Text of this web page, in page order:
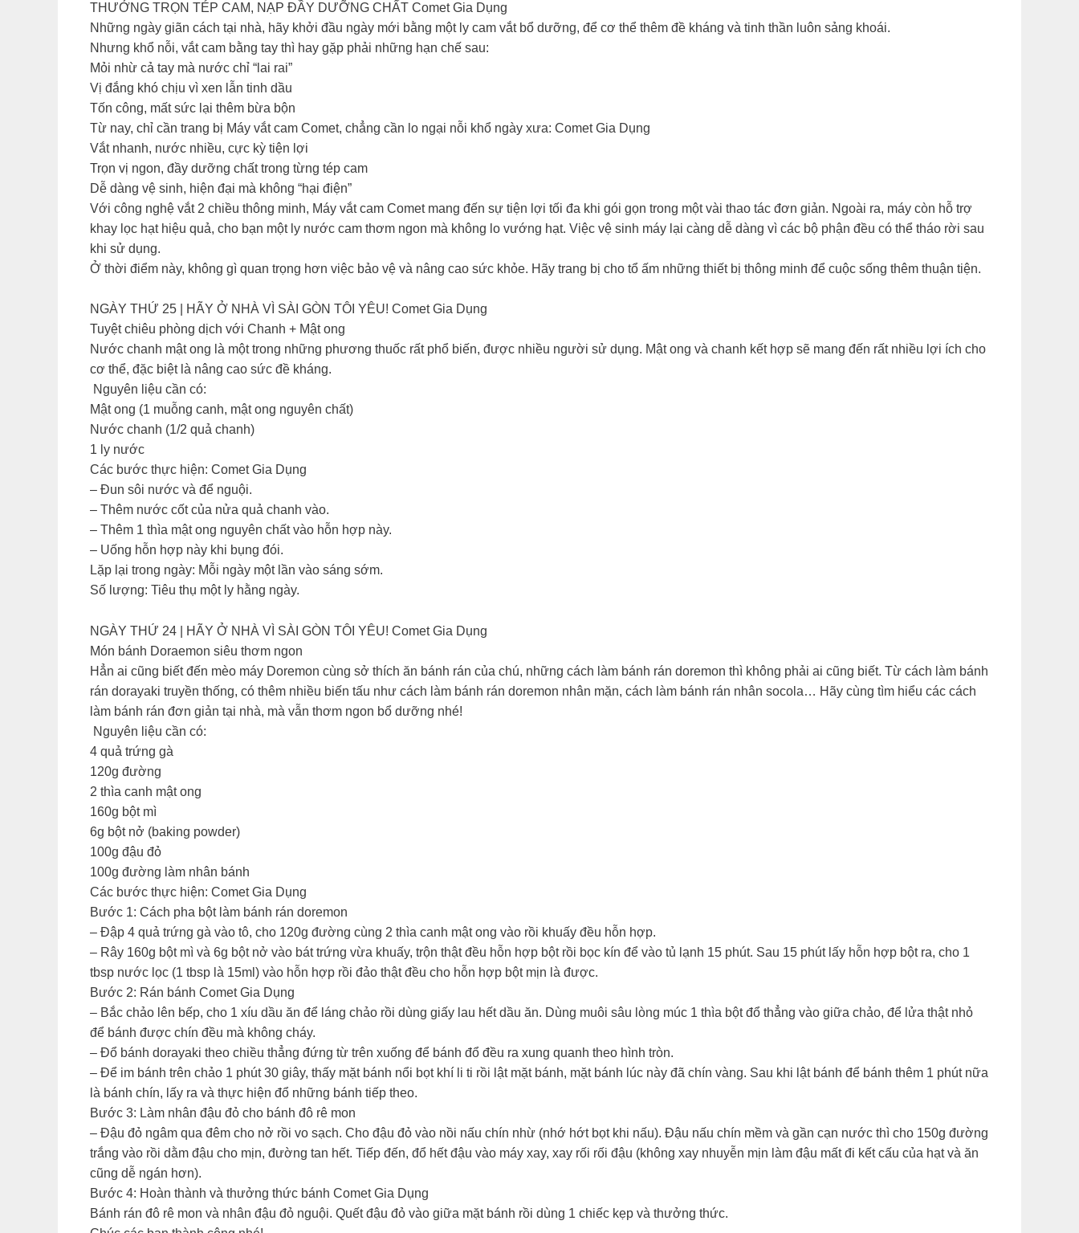
THƯỞNG TRỌN TÉP CAM, NẠP ĐẦY DƯỠNG CHẤT Comet Gia Dụng
Những ngày giãn cách tại nhà, hãy khởi đầu ngày mới bằng một ly cam vắt bổ dưỡng, để cơ thể thêm đề kháng và tinh thần luôn sảng khoái.
Nhưng khổ nỗi, vắt cam bằng tay thì hay gặp phải những hạn chế sau:
Mỏi nhừ cả tay mà nước chỉ “lai rai”
Vị đắng khó chịu vì xen lẫn tinh dầu
Tốn công, mất sức lại thêm bừa bộn
Từ nay, chỉ cần trang bị Máy vắt cam Comet, chẳng cần lo ngại nỗi khổ ngày xưa: Comet Gia Dụng
Vắt nhanh, nước nhiều, cực kỳ tiện lợi
Trọn vị ngon, đầy dưỡng chất trong từng tép cam
Dễ dàng vệ sinh, hiện đại mà không “hại điện”
Với công nghệ vắt 2 chiều thông minh, Máy vắt cam Comet mang đến sự tiện lợi tối đa khi gói gọn trong một vài thao tác đơn giản. Ngoài ra, máy còn hỗ trợ
khay lọc hạt hiệu quả, cho bạn một ly nước cam thơm ngon mà không lo vướng hạt. Việc vệ sinh máy lại càng dễ dàng vì các bộ phận đều có thể tháo rời sau
khi sử dụng.
Ở thời điểm này, không gì quan trọng hơn việc bảo vệ và nâng cao sức khỏe. Hãy trang bị cho tổ ấm những thiết bị thông minh để cuộc sống thêm thuận tiện.
NGÀY THỨ 25 | HÃY Ở NHÀ VÌ SÀI GÒN TÔI YÊU! Comet Gia Dụng
Tuyệt chiêu phòng dịch với Chanh + Mật ong
Nước chanh mật ong là một trong những phương thuốc rất phổ biến, được nhiều người sử dụng. Mật ong và chanh kết hợp sẽ mang đến rất nhiều lợi ích cho
cơ thể, đặc biệt là nâng cao sức đề kháng.
️ Nguyên liệu cần có:
Mật ong (1 muỗng canh, mật ong nguyên chất)
Nước chanh (1/2 quả chanh)
1 ly nước
Các bước thực hiện: Comet Gia Dụng
– Đun sôi nước và để nguội.
– Thêm nước cốt của nửa quả chanh vào.
– Thêm 1 thìa mật ong nguyên chất vào hỗn hợp này.
– Uống hỗn hợp này khi bụng đói.
Lặp lại trong ngày: Mỗi ngày một lần vào sáng sớm.
Số lượng: Tiêu thụ một ly hằng ngày.
NGÀY THỨ 24 | HÃY Ở NHÀ VÌ SÀI GÒN TÔI YÊU! Comet Gia Dụng
Món bánh Doraemon siêu thơm ngon
Hẳn ai cũng biết đến mèo máy Doremon cùng sở thích ăn bánh rán của chú, những cách làm bánh rán doremon thì không phải ai cũng biết. Từ cách làm bánh
rán dorayaki truyền thống, có thêm nhiều biến tấu như cách làm bánh rán doremon nhân mặn, cách làm bánh rán nhân socola… Hãy cùng tìm hiểu các cách
làm bánh rán đơn giản tại nhà, mà vẫn thơm ngon bổ dưỡng nhé!
️ Nguyên liệu cần có:
4 quả trứng gà
120g đường
2 thìa canh mật ong
160g bột mì
6g bột nở (baking powder)
100g đậu đỏ
100g đường làm nhân bánh
Các bước thực hiện: Comet Gia Dụng
Bước 1: Cách pha bột làm bánh rán doremon
– Đập 4 quả trứng gà vào tô, cho 120g đường cùng 2 thìa canh mật ong vào rồi khuấy đều hỗn hợp.
– Rây 160g bột mì và 6g bột nở vào bát trứng vừa khuấy, trộn thật đều hỗn hợp bột rồi bọc kín để vào tủ lạnh 15 phút. Sau 15 phút lấy hỗn hợp bột ra, cho 1
tbsp nước lọc (1 tbsp là 15ml) vào hỗn hợp rồi đảo thật đều cho hỗn hợp bột mịn là được.
Bước 2: Rán bánh Comet Gia Dụng
– Bắc chảo lên bếp, cho 1 xíu dầu ăn để láng chảo rồi dùng giấy lau hết dầu ăn. Dùng muôi sâu lòng múc 1 thìa bột đổ thẳng vào giữa chảo, để lửa thật nhỏ
để bánh được chín đều mà không cháy.
– Đổ bánh dorayaki theo chiều thẳng đứng từ trên xuống để bánh đổ đều ra xung quanh theo hình tròn.
– Để im bánh trên chảo 1 phút 30 giây, thấy mặt bánh nổi bọt khí li ti rồi lật mặt bánh, mặt bánh lúc này đã chín vàng. Sau khi lật bánh để bánh thêm 1 phút nữa
là bánh chín, lấy ra và thực hiện đổ những bánh tiếp theo.
Bước 3: Làm nhân đậu đỏ cho bánh đô rê mon
– Đậu đỏ ngâm qua đêm cho nở rồi vo sạch. Cho đậu đỏ vào nồi nấu chín nhừ (nhớ hớt bọt khi nấu). Đậu nấu chín mềm và gần cạn nước thì cho 150g đường
trắng vào rồi dằm đậu cho mịn, đường tan hết. Tiếp đến, đổ hết đậu vào máy xay, xay rối rối đậu (không xay nhuyễn mịn làm đậu mất đi kết cấu của hạt và ăn
cũng dễ ngán hơn).
Bước 4: Hoàn thành và thưởng thức bánh Comet Gia Dụng
Bánh rán đô rê mon và nhân đậu đỏ nguội. Quết đậu đỏ vào giữa mặt bánh rồi dùng 1 chiếc kẹp và thưởng thức.